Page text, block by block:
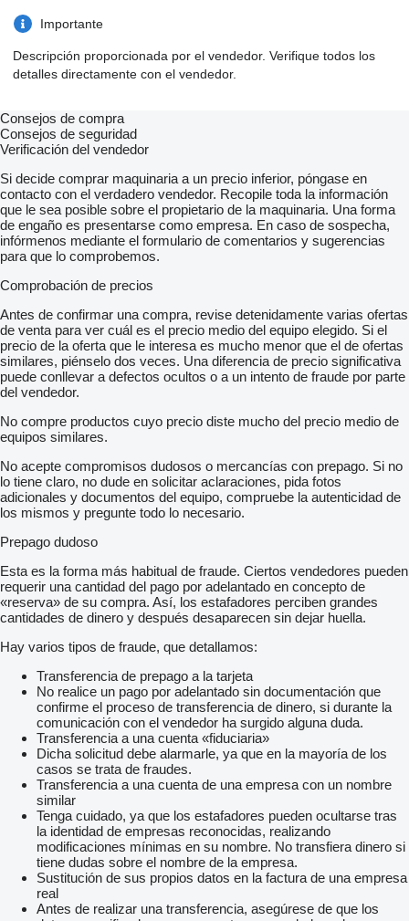
Importante
Descripción proporcionada por el vendedor. Verifique todos los
detalles directamente con el vendedor.
Consejos de compra
Consejos de seguridad
Verificación del vendedor
Si decide comprar maquinaria a un precio inferior, póngase en
contacto con el verdadero vendedor. Recopile toda la información
que le sea posible sobre el propietario de la maquinaria. Una forma
de engaño es presentarse como empresa. En caso de sospecha,
infórmenos mediante el formulario de comentarios y sugerencias
para que lo comprobemos.
Comprobación de precios
Antes de confirmar una compra, revise detenidamente varias ofertas
de venta para ver cuál es el precio medio del equipo elegido. Si el
precio de la oferta que le interesa es mucho menor que el de ofertas
similares, piénselo dos veces. Una diferencia de precio significativa
puede conllevar a defectos ocultos o a un intento de fraude por parte
del vendedor.
No compre productos cuyo precio diste mucho del precio medio de
equipos similares.
No acepte compromisos dudosos o mercancías con prepago. Si no
lo tiene claro, no dude en solicitar aclaraciones, pida fotos
adicionales y documentos del equipo, compruebe la autenticidad de
los mismos y pregunte todo lo necesario.
Prepago dudoso
Esta es la forma más habitual de fraude. Ciertos vendedores pueden
requerir una cantidad del pago por adelantado en concepto de
«reserva» de su compra. Así, los estafadores perciben grandes
cantidades de dinero y después desaparecen sin dejar huella.
Hay varios tipos de fraude, que detallamos:
Transferencia de prepago a la tarjeta
No realice un pago por adelantado sin documentación que
confirme el proceso de transferencia de dinero, si durante la
comunicación con el vendedor ha surgido alguna duda.
Transferencia a una cuenta «fiduciaria»
Dicha solicitud debe alarmarle, ya que en la mayoría de los
casos se trata de fraudes.
Transferencia a una cuenta de una empresa con un nombre
similar
Tenga cuidado, ya que los estafadores pueden ocultarse tras
la identidad de empresas reconocidas, realizando
modificaciones mínimas en su nombre. No transfiera dinero si
tiene dudas sobre el nombre de la empresa.
Sustitución de sus propios datos en la factura de una empresa
real
Antes de realizar una transferencia, asegúrese de que los